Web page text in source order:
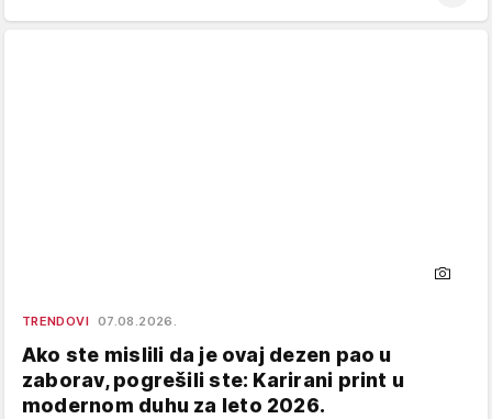
TRENDOVI 07.08.2026.
Ako ste mislili da je ovaj dezen pao u
zaborav, pogrešili ste: Karirani print u
modernom duhu za leto 2026.